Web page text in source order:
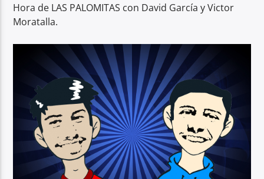
Hora de LAS PALOMITAS con David García y Victor
Moratalla.